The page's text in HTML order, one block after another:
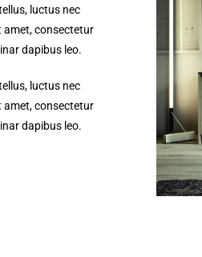
luctus nec
amet, consectetur
dapibus leo.
luctus nec
amet, consectetur
dapibus leo.